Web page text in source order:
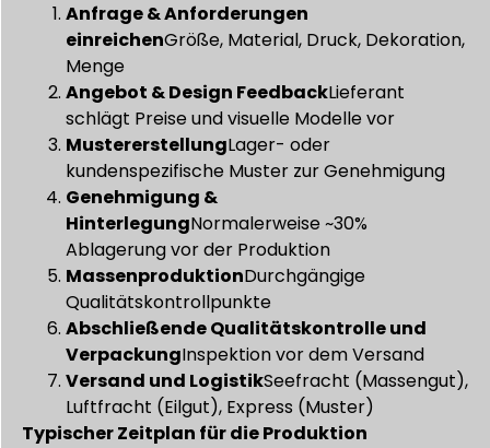
Anfrage & Anforderungen
einreichenGröße, Material, Druck, Dekoration,
Menge
Angebot & Design FeedbackLieferant
schlägt Preise und visuelle Modelle vor
MustererstellungLager- oder
kundenspezifische Muster zur Genehmigung
Genehmigung &
HinterlegungNormalerweise ~30%
Ablagerung vor der Produktion
MassenproduktionDurchgängige
Qualitätskontrollpunkte
Abschließende Qualitätskontrolle und
VerpackungInspektion vor dem Versand
Versand und LogistikSeefracht (Massengut),
Luftfracht (Eilgut), Express (Muster)
Typischer Zeitplan für die Produktion